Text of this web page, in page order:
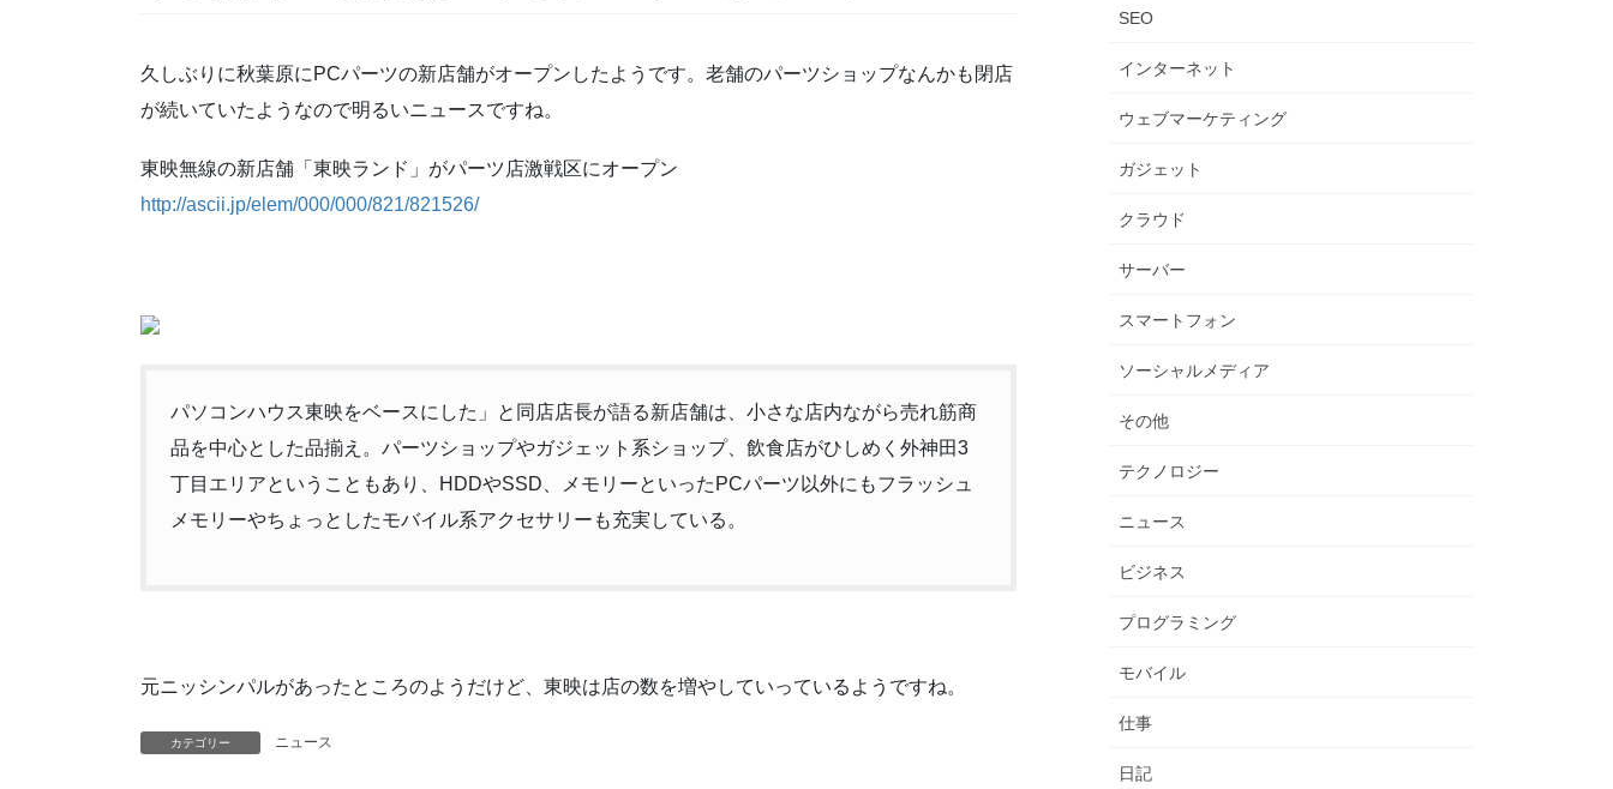
久しぶりに秋葉原にPCパーツの新店舗がオープンしたようです。老舗のパーツショップなんかも閉店
が続いていたようなので明るいニュースですね。
東映無線の新店舗「東映ランド」がパーツ店激戦区にオープン
http://ascii.jp/elem/000/000/821/821526/
パソコンハウス東映をベースにした」と同店店長が語る新店舗は、小さな店内ながら売れ筋商
品を中心とした品揃え。パーツショップやガジェット系ショップ、飲食店がひしめく外神田3
丁目エリアということもあり、HDDやSSD、メモリーといったPCパーツ以外にもフラッシュ
メモリーやちょっとしたモバイル系アクセサリーも充実している。
元ニッシンパルがあったところのようだけど、東映は店の数を増やしていっているようですね。
カテゴリー ニュース
SEO
インターネット
ウェブマーケティング
ガジェット
クラウド
サーバー
スマートフォン
ソーシャルメディア
その他
テクノロジー
ニュース
ビジネス
プログラミング
モバイル
仕事
日記